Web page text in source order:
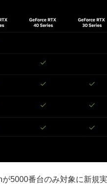
5000番台のみ対象に新規